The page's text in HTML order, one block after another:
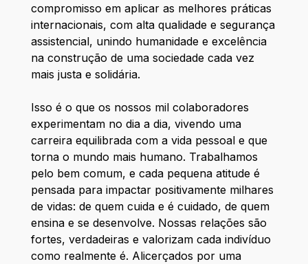
compromisso em aplicar as melhores práticas
internacionais, com alta qualidade e segurança
assistencial, unindo humanidade e excelência
na construção de uma sociedade cada vez
mais justa e solidária.
Isso é o que os nossos mil colaboradores
experimentam no dia a dia, vivendo uma
carreira equilibrada com a vida pessoal e que
torna o mundo mais humano. Trabalhamos
pelo bem comum, e cada pequena atitude é
pensada para impactar positivamente milhares
de vidas: de quem cuida e é cuidado, de quem
ensina e se desenvolve. Nossas relações são
fortes, verdadeiras e valorizam cada indivíduo
como realmente é. Alicerçados por uma